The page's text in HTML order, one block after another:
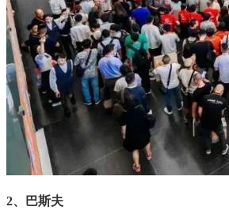
2、巴斯夫